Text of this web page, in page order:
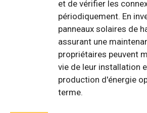
et de vérifier les
périodiquement. En
panneaux solaires de
assurant une
propriétaires peuvent
vie de leur installation
production d'énergie
terme.